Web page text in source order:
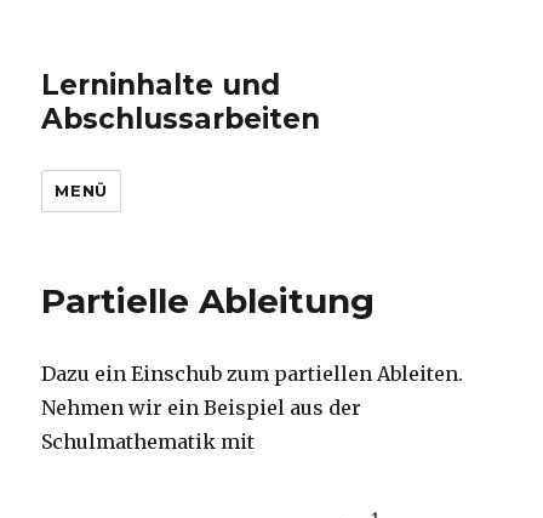
Lerninhalte und
Abschlussarbeiten
MENÜ
Partielle Ableitung
Dazu ein Einschub zum partiellen Ableiten.
Nehmen wir ein Beispiel aus der
Schulmathematik mit